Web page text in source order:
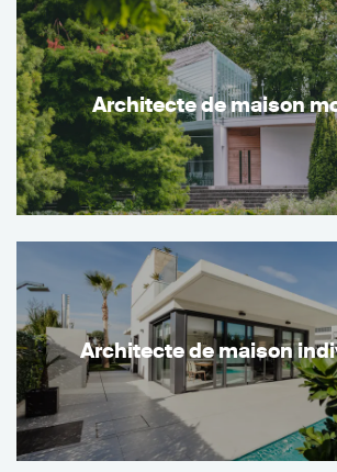
Architecte de maison
Architecte de maison